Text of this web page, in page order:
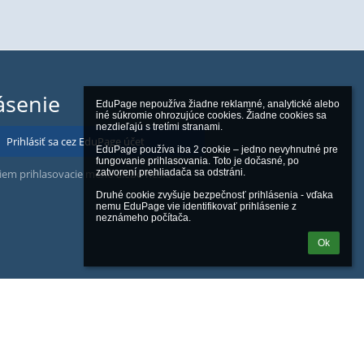
EduPage nepoužíva žiadne reklamné, analytické alebo
iné súkromie ohrozujúce cookies. Žiadne cookies sa
nezdieľajú s tretími stranami.
EduPage používa iba 2 cookie – jedno nevyhnutné pre
fungovanie prihlasovania. Toto je dočasné, po
zatvorení prehliadača sa odstráni.
Druhé cookie zvyšuje bezpečnosť prihlásenia - vďaka
nemu EduPage vie identifikovať prihlásenie z
neznámeho počítača.
Ok
Prihlásiť sa cez EduPage účet
prihlasovacie meno alebo heslo